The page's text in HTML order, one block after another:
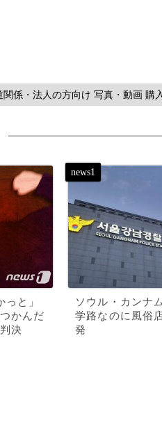
関係・法人の方向け 写真・動画 購
と」
かんだ
決
ソウル・カンナ
学路なのに風俗
発